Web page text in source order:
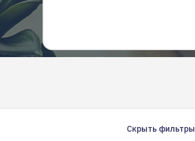
Скрыть фильтры